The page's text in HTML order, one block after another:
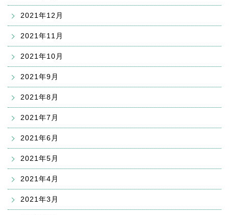
2021年12月
2021年11月
2021年10月
2021年9月
2021年8月
2021年7月
2021年6月
2021年5月
2021年4月
2021年3月